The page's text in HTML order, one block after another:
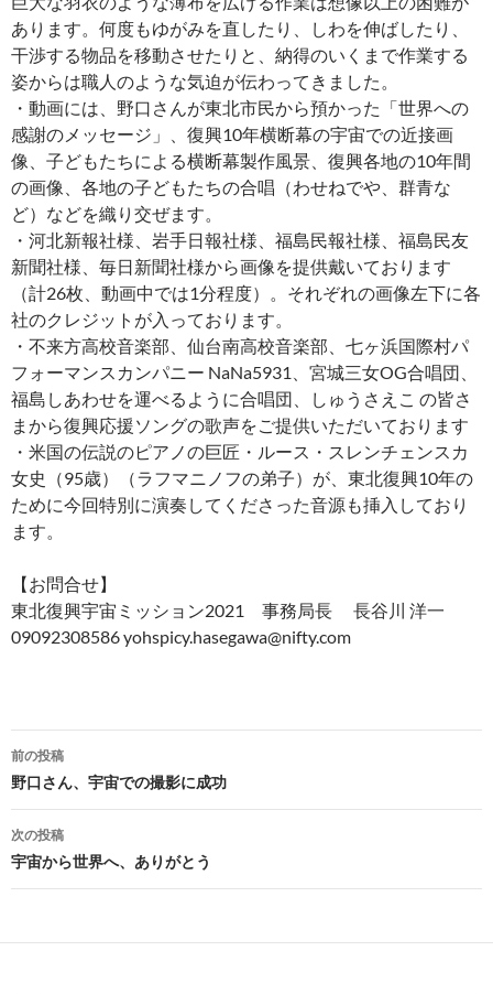
あります。何度もゆがみを直したり、しわを伸ばしたり、
干渉する物品を移動させたりと、納得のいくまで作業する
姿からは職人のような気迫が伝わってきました。
・動画には、野口さんが東北市民から預かった「世界への
感謝のメッセージ」、復興10年横断幕の宇宙での近接画
像、子どもたちによる横断幕製作風景、復興各地の10年間
の画像、各地の子どもたちの合唱（わせねでや、群青な
ど）などを織り交ぜます。
・河北新報社様、岩手日報社様、福島民報社様、福島民友
新聞社様、毎日新聞社様から画像を提供戴いております
（計26枚、動画中では1分程度）。それぞれの画像左下に各
社のクレジットが入っております。
・不来方高校音楽部、仙台南高校音楽部、七ヶ浜国際村パ
フォーマンスカンパニー NaNa5931、宮城三女OG合唱団、
福島しあわせを運べるように合唱団、しゅうさえこ の皆さ
まから復興応援ソングの歌声をご提供いただいております
・米国の伝説のピアノの巨匠・ルース・スレンチェンスカ
女史（95歳）（ラフマニノフの弟子）が、東北復興10年の
ために今回特別に演奏してくださった音源も挿入しており
ます。
【お問合せ】
東北復興宇宙ミッション2021 事務局長 長谷川 洋一
09092308586 yohspicy.hasegawa@nifty.com
投
稿
ナ
ビ
ゲ
ー
前の投稿
野口さん、宇宙での撮影に成功
次の投稿
宇宙から世界へ、ありがとう